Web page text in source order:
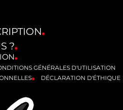
?
GÉNÉRALES D'UTILISATION
DÉCLARATION D'ÉTHIQUE